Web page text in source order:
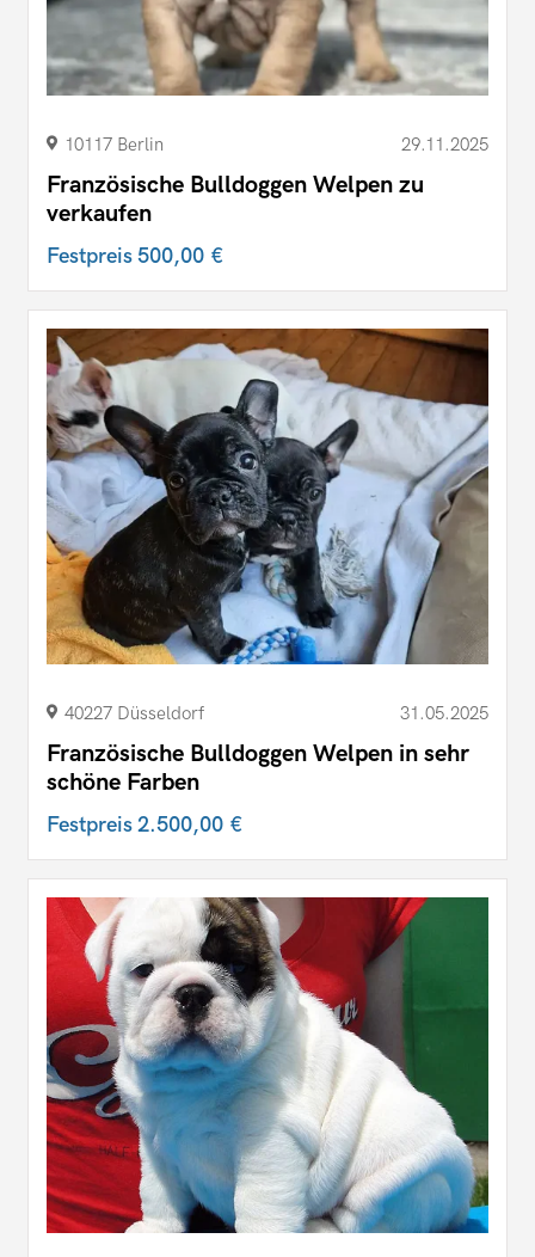
10117 Berlin 29.11.2025
Französische Bulldoggen Welpen zu
verkaufen
Festpreis500,00 €
40227 Düsseldorf 31.05.2025
Französische Bulldoggen Welpen in sehr
schöne Farben
Festpreis2.500,00 €